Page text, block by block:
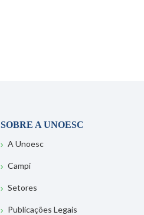
SOBRE A UNOESC
A Unoesc
Campi
Setores
Publicações Legais